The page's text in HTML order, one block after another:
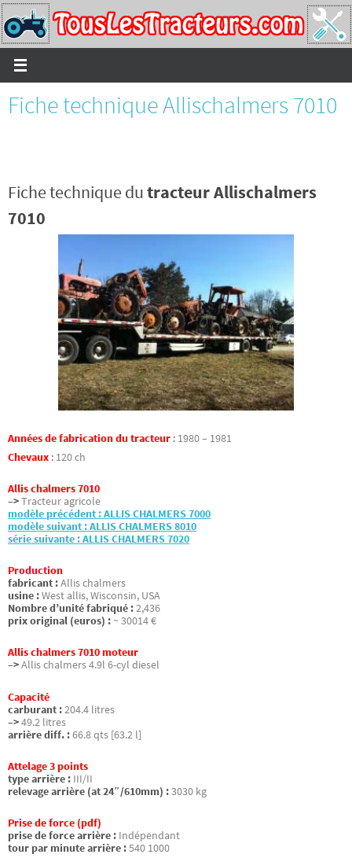
Passer
vers
le
contenu
Fiche technique Allischalmers 7010
Fiche technique dutracteur Allischalmers
7010
Années de fabrication du tracteur : 1980 – 1981
Chevaux : 120 ch
Allis chalmers 7010
–>Tracteur agricole
modèle précédent : ALLIS CHALMERS 7000
modèle suivant : ALLIS CHALMERS 8010
série suivante : ALLIS CHALMERS 7020
Production
fabricant :Allis chalmers
usine :West allis, Wisconsin, USA
Nombre d’unité fabriqué :2,436
prix original (euros) : ~ 30014 €
Allis chalmers 7010 moteur
–>Allis chalmers 4.9l 6-cyl diesel
Capacité
carburant :204.4 litres
–>49.2 litres
arrière diff. :66.8 qts [63.2 l]
Attelage 3 points
type arrière : III/II
relevage arrière (at 24″/610mm) :3030 kg
Prise de force (pdf)
prise de force arrière : Indépendant
tour par minute arrière :540 1000